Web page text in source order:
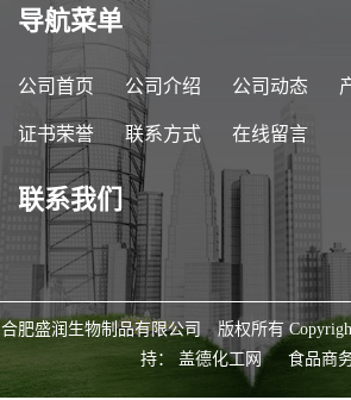
导航菜单
公司首页 公司介绍 公司动态
证书荣誉 联系方式 在线留言
联系我们
合肥盛润生物制品有限公司 版权所有
持： 盖德化工网 食品商